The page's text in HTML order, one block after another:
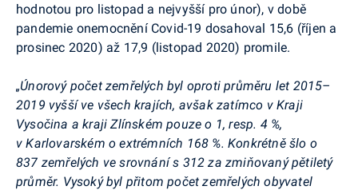
hodnotou pro listopad a nejvyšší pro únor), v době
pandemie onemocnění Covid-19 dosahoval 15,6 (říjen a
prosinec 2020) až 17,9 (listopad 2020) promile.
„Únorový počet zemřelých byl oproti průměru let 2015–
2019 vyšší ve všech krajích, avšak zatímco v Kraji
Vysočina a kraji Zlínském pouze o 1, resp. 4 %,
v Karlovarském o extrémních 168 %. Konkrétně šlo o
837 zemřelých ve srovnání s 312 za zmiňovaný pětiletý
průměr. Vysoký byl přitom počet zemřelých obyvatel